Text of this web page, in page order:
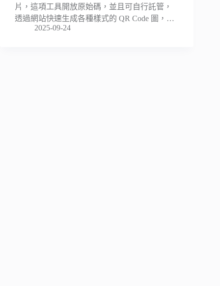
片，這項工具開放原始碼，並且可自行託管，
透過網站快速生成各種樣式的 QR Code 圖，…
2025-09-24